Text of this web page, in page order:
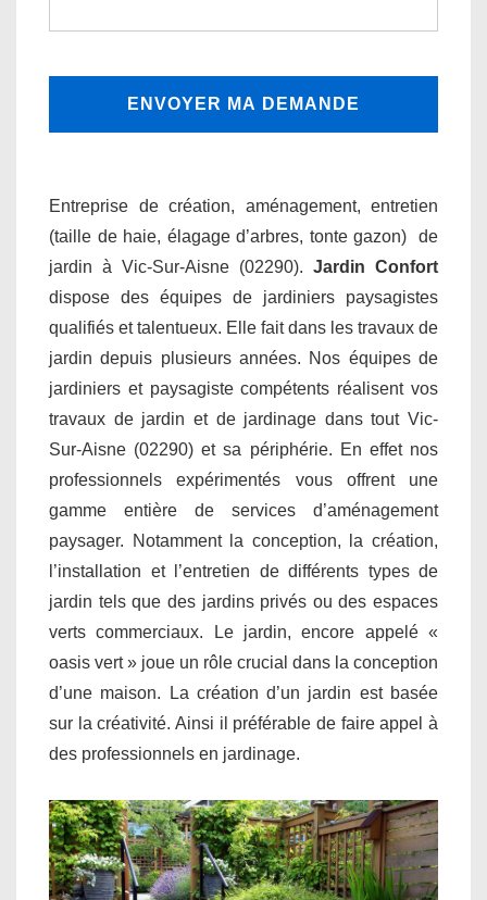
Entreprise de création, aménagement, entretien
(taille de haie, élagage d’arbres, tonte gazon) de
jardin à Vic-Sur-Aisne (02290). Jardin Confort
dispose des équipes de jardiniers paysagistes
qualifiés et talentueux. Elle fait dans les travaux de
jardin depuis plusieurs années. Nos équipes de
jardiniers et paysagiste compétents réalisent vos
travaux de jardin et de jardinage dans tout Vic-
Sur-Aisne (02290) et sa périphérie. En effet nos
professionnels expérimentés vous offrent une
gamme entière de services d’aménagement
paysager. Notamment la conception, la création,
l’installation et l’entretien de différents types de
jardin tels que des jardins privés ou des espaces
verts commerciaux. Le jardin, encore appelé «
oasis vert » joue un rôle crucial dans la conception
d’une maison. La création d’un jardin est basée
sur la créativité. Ainsi il préférable de faire appel à
des professionnels en jardinage.